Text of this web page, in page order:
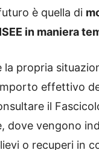
è quella di
in maniera
la propria
effettivo
il
dove vengono
o recuperi in